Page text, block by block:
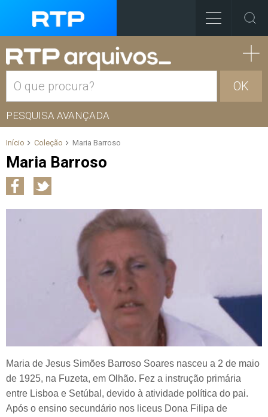
OK
PESQUISA AVANÇADA
Início Coleção Maria Barroso
Maria Barroso
Maria de Jesus Simões Barroso Soares nasceu a 2 de maio
de 1925, na Fuzeta, em Olhão. Fez a instrução primária
entre Lisboa e Setúbal, devido à atividade política do pai.
Após o ensino secundário nos liceus Dona Filipa de